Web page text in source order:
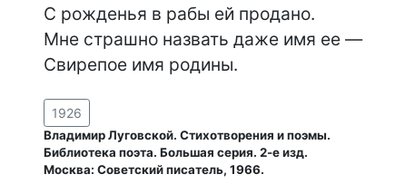
С рожденья в рабы ей продано.
Мне страшно назвать даже имя ее —
Свирепое имя родины.
1926
Владимир Луговской. Стихотворения и поэмы.
Библиотека поэта. Большая серия. 2-е изд.
Москва: Советский писатель, 1966.